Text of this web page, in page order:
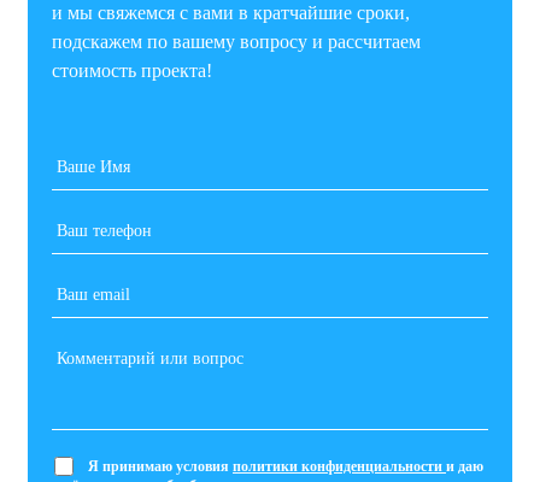
и мы свяжемся с вами в кратчайшие сроки,
подскажем по вашему вопросу и рассчитаем
стоимость проекта!
Я принимаю условия политики конфиденциальности и даю